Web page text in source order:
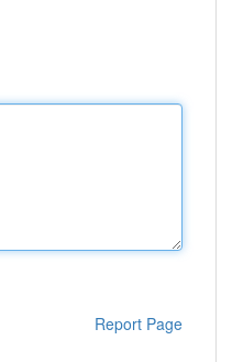
Report Page